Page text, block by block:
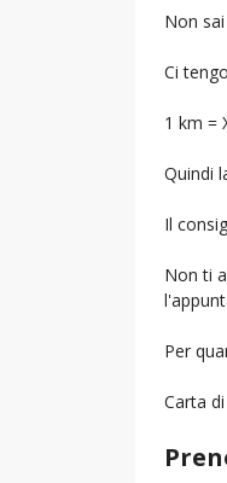
Non
Ci
1 km =
Quindi
Il
Non ti
Per
Carta